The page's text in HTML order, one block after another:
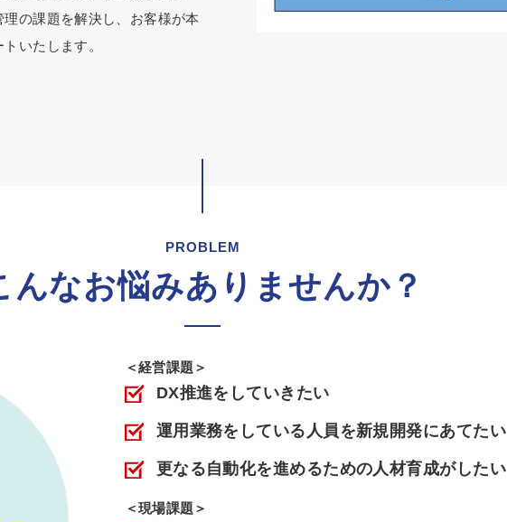
の課題を解決し、お客様が本
いたします。
PROBLEM
んなお悩みありませんか？
＜経営課題＞
DX推進をしていきたい
運用業務をしている人員を新規開発にあてたい
更なる自動化を進めるための人材育成がしたい
＜現場課題＞